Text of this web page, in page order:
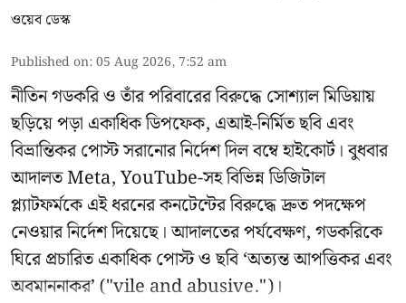
ওয়েব ডেস্ক
Published on:05 Aug 2026, 7:52 am
নীতিন গডকরি ও তাঁর পরিবারের বিরুদ্ধে সোশ্যাল মিডিয়ায়
ছড়িয়ে পড়া একাধিক ডিপফেক, এআই-নির্মিত ছবি এবং
বিভ্রান্তিকর পোস্ট সরানোর নির্দেশ দিল বম্বে হাইকোর্ট। বুধবার
আদালত Meta, YouTube-সহ বিভিন্ন ডিজিটাল
প্ল্যাটফর্মকে এই ধরনের কনটেন্টের বিরুদ্ধে দ্রুত পদক্ষেপ
নেওয়ার নির্দেশ দিয়েছে। আদালতের পর্যবেক্ষণ, গডকরিকে
ঘিরে প্রচারিত একাধিক পোস্ট ও ছবি ‘অত্যন্ত আপত্তিকর এবং
অবমাননাকর’ ("vile and abusive.")।